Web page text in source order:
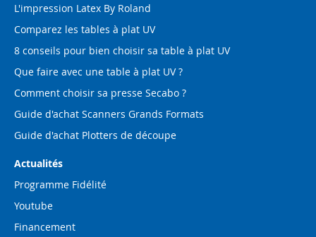
L'impression Latex By Roland
Comparez les tables à plat UV
8 conseils pour bien choisir sa table à plat UV
Que faire avec une table à plat UV ?
Comment choisir sa presse Secabo ?
Guide d'achat Scanners Grands Formats
Guide d'achat Plotters de découpe
Actualités
Programme Fidélité
Youtube
Financement